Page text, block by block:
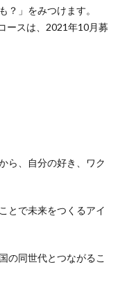
？」をみつけます。
ースは、2021年10月募
ら、自分の好き、ワク
とで未来をつくるアイ
の同世代とつながるこ